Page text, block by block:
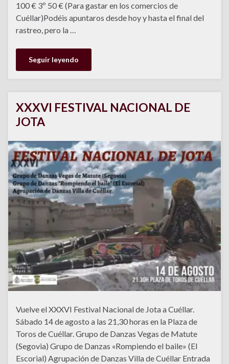
100 € 3º 50 € (Para gastar en los comercios de
Cuéllar)Podéis apuntaros desde hoy y hasta el final del
rastreo, pero la …
Seguir leyendo
XXXVI FESTIVAL NACIONAL DE
JOTA
Vuelve el XXXVI Festival Nacional de Jota a Cuéllar.
Sábado 14 de agosto a las 21,30 horas en la Plaza de
Toros de Cuéllar. Grupo de Danzas Vegas de Matute
(Segovia) Grupo de Danzas «Rompiendo el baile» (El
Escorial) Agrupación de Danzas Villa de Cuéllar Entrada